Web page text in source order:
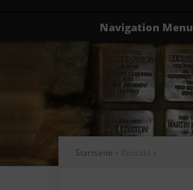
Navigation Menu
Startseite » Kontakt »